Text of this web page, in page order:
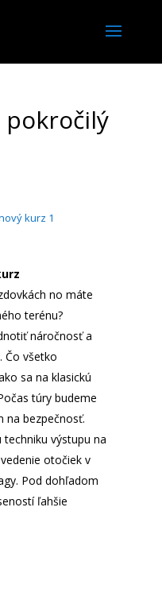
kurz 1
no máte
terénu?
náročnosť a
Čo všetko
sa na klasickú
túry budeme
na bezpečnosť.
výstupu na
otočiek v
Pod dohľadom
ľahšie